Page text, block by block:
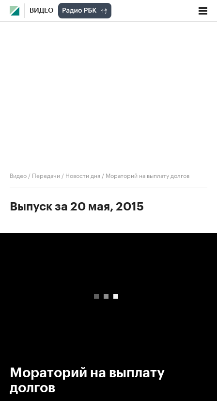
ВИДЕО
Видео / Передачи / Новости дня / Мораторий на выплату долгов
Выпуск за 20 мая, 2015
Мораторий на выплату
долгов